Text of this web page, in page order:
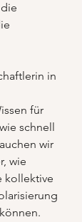
in
für
schnell
wir
wie
kollektive